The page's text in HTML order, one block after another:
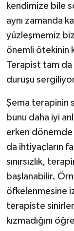
kendimize bile
aynı zamanda
yüzleşmemiz
önemli ötekinin
Terapist tam
duruşu
Şema terapinin
bunu daha iyi
erken
da ihtiyaçların
sınırsızlık,
başlanabilir.
öfkelenmesine
terapiste
kızmadığını